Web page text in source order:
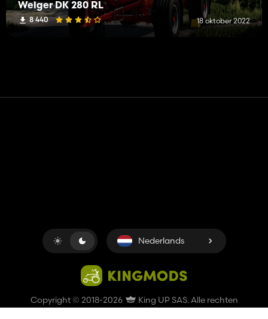
Welger DK 280 RL
8 440 18 oktober 2022
Copyright © 2018-2026 King UP SAS. Alle rechten
voorbehouden.
Nederlands